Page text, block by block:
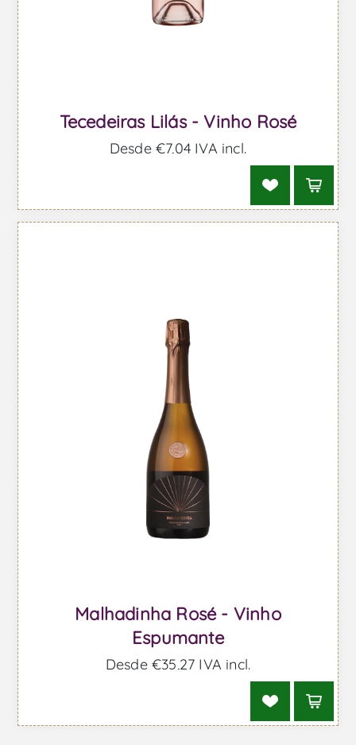
Tecedeiras Lilás - Vinho Rosé
Desde €7,04 IVA incl.
Malhadinha Rosé - Vinho
Espumante
Desde €35,27 IVA incl.